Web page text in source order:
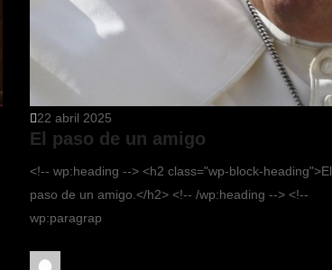
22 abril 2025
El paso de un amigo
<!-- wp:heading --> <h2 class="wp-block-heading">El
paso de un amigo.</h2> <!-- /wp:heading --> <!--
wp:paragrap